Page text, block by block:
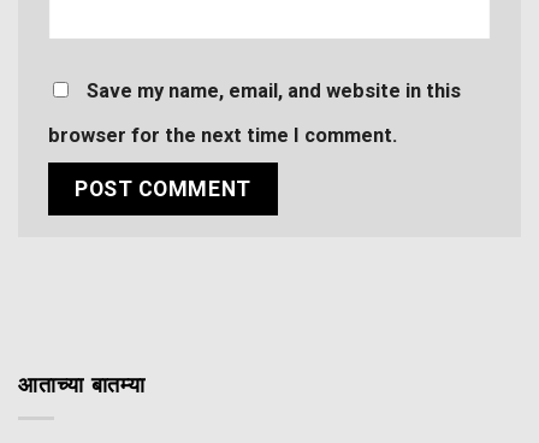
Save my name, email, and website in this
browser for the next time I comment.
आताच्या बातम्या